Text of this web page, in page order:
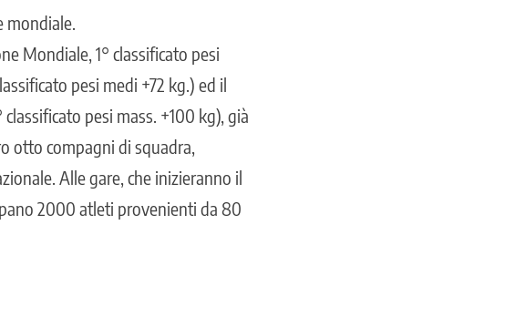
mondiale.
Mondiale, 1° classificato pesi
pesi medi +72 kg.) ed il
pesi mass. +100 kg), già
otto compagni di squadra,
Alle gare, che inizieranno il
2000 atleti provenienti da 80